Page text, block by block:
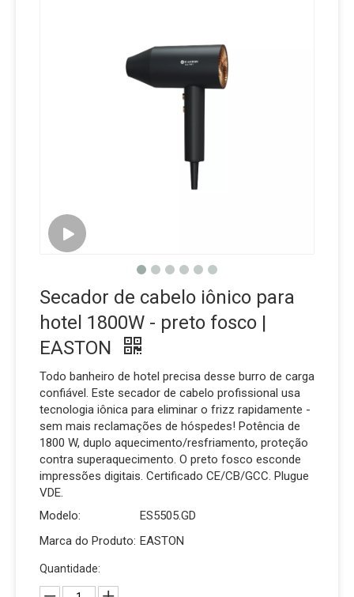
Secador de cabelo iônico para
hotel 1800W - preto fosco |
EASTON
Todo banheiro de hotel precisa desse burro de carga
confiável. Este secador de cabelo profissional usa
tecnologia iônica para eliminar o frizz rapidamente -
sem mais reclamações de hóspedes! Potência de
1800 W, duplo aquecimento/resfriamento, proteção
contra superaquecimento. O preto fosco esconde
impressões digitais. Certificado CE/CB/GCC. Plugue
VDE.
Modelo:
ES5505.GD
Marca do Produto: EASTON
Quantidade: